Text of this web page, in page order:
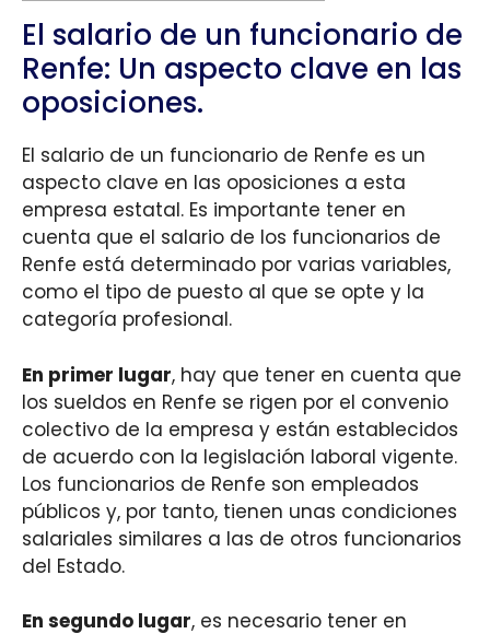
El salario de un funcionario de
Renfe: Un aspecto clave en las
oposiciones.
El salario de un funcionario de Renfe es un
aspecto clave en las oposiciones a esta
empresa estatal. Es importante tener en
cuenta que el salario de los funcionarios de
Renfe está determinado por varias variables,
como el tipo de puesto al que se opte y la
categoría profesional.
En primer lugar, hay que tener en cuenta que
los sueldos en Renfe se rigen por el convenio
colectivo de la empresa y están establecidos
de acuerdo con la legislación laboral vigente.
Los funcionarios de Renfe son empleados
públicos y, por tanto, tienen unas condiciones
salariales similares a las de otros funcionarios
del Estado.
En segundo lugar, es necesario tener en